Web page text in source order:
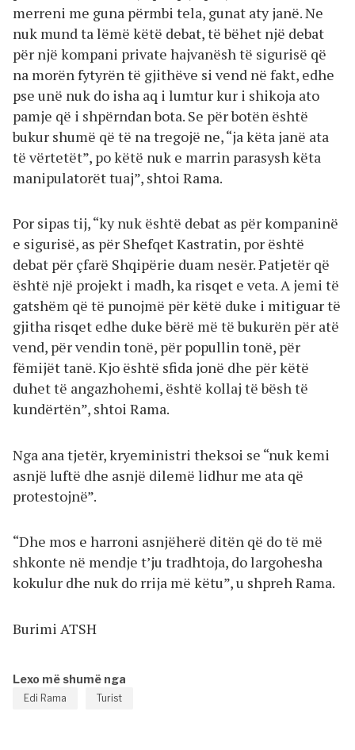
merreni me guna përmbi tela, gunat aty janë. Ne
nuk mund ta lëmë këtë debat, të bëhet një debat
për një kompani private hajvanësh të sigurisë që
na morën fytyrën të gjithëve si vend në fakt, edhe
pse unë nuk do isha aq i lumtur kur i shikoja ato
pamje që i shpërndan bota. Se për botën është
bukur shumë që të na tregojë ne, “ja këta janë ata
të vërtetët”, po këtë nuk e marrin parasysh këta
manipulatorët tuaj”, shtoi Rama.
Por sipas tij, “ky nuk është debat as për kompaninë
e sigurisë, as për Shefqet Kastratin, por është
debat për çfarë Shqipërie duam nesër. Patjetër që
është një projekt i madh, ka risqet e veta. A jemi të
gatshëm që të punojmë për këtë duke i mitiguar të
gjitha risqet edhe duke bërë më të bukurën për atë
vend, për vendin tonë, për popullin tonë, për
fëmijët tanë. Kjo është sfida jonë dhe për këtë
duhet të angazhohemi, është kollaj të bësh të
kundërtën”, shtoi Rama.
Nga ana tjetër, kryeministri theksoi se “nuk kemi
asnjë luftë dhe asnjë dilemë lidhur me ata që
protestojnë”.
“Dhe mos e harroni asnjëherë ditën që do të më
shkonte në mendje t’ju tradhtoja, do largohesha
kokulur dhe nuk do rrija më këtu”, u shpreh Rama.
Burimi ATSH
Lexo më shumë nga
Edi Rama Turist